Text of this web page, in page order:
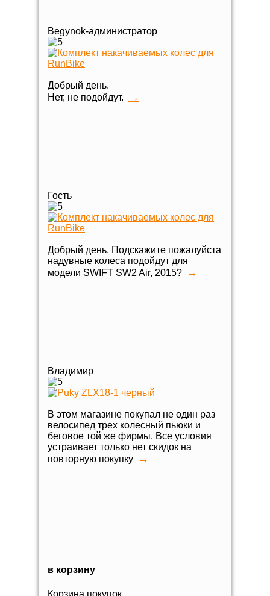
Begynok-администратор
Добрый день.
Нет, не подойдут.
→
Гость
Добрый день. Подскажите пожалуйста
надувные колеса подойдут для
модели SWIFT SW2 Air, 2015?
→
Владимир
В этом магазине покупал не один раз
велосипед трех колесный пьюки и
беговое той же фирмы. Все условия
устраивает только нет скидок на
повторную покупку
→
в корзину
Корзина покупок